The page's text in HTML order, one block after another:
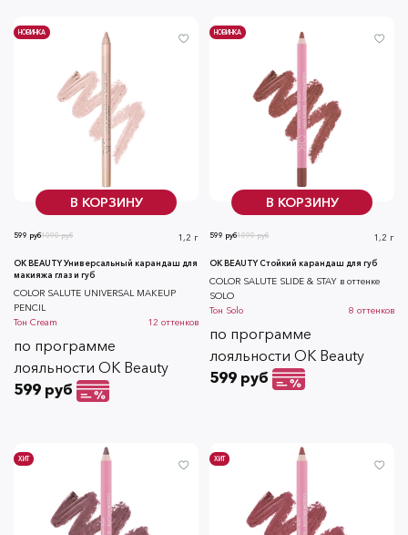
В КОРЗИНУ
НОВИНКА
1090 руб
599 руб 1,2 г
OK BEAUTY Универсальный карандаш для
макияжа глаз и губ
COLOR SALUTE UNIVERSAL MAKEUP
PENCIL
Тон Cream 12 оттенков
по программе
лояльности OK Beauty
599 руб
В КОРЗИНУ
НОВИНКА
1090 руб
599 руб 1,2 г
OK BEAUTY Стойкий карандаш для губ
COLOR SALUTE SLIDE & STAY в оттенке
SOLO
Тон Solo 8 оттенков
по программе
лояльности OK Beauty
599 руб
ХИТ ХИТ